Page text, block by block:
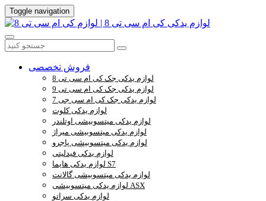
Toggle navigation
فروش تخصصی
لوازم یدکی جک کی ام سی تی 8
لوازم یدکی جک کی ام سی تی 9
لوازم یدکی جک کی ام سی جی 7
لوازم یدکی کلوت
لوازم یدکی میتسوبیشی اوتلندر
لوازم یدکی میتسوبیشی میراژ
لوازم یدکی میتسوبیشی پاجرو
لوازم یدکی فیدلیتی
لوازم یدکی هایما S7
لوازم یدکی میتسوبیشی گالانت
لوازم یدکی میتسوبیشی ASX
لوازم یدکی سراتو